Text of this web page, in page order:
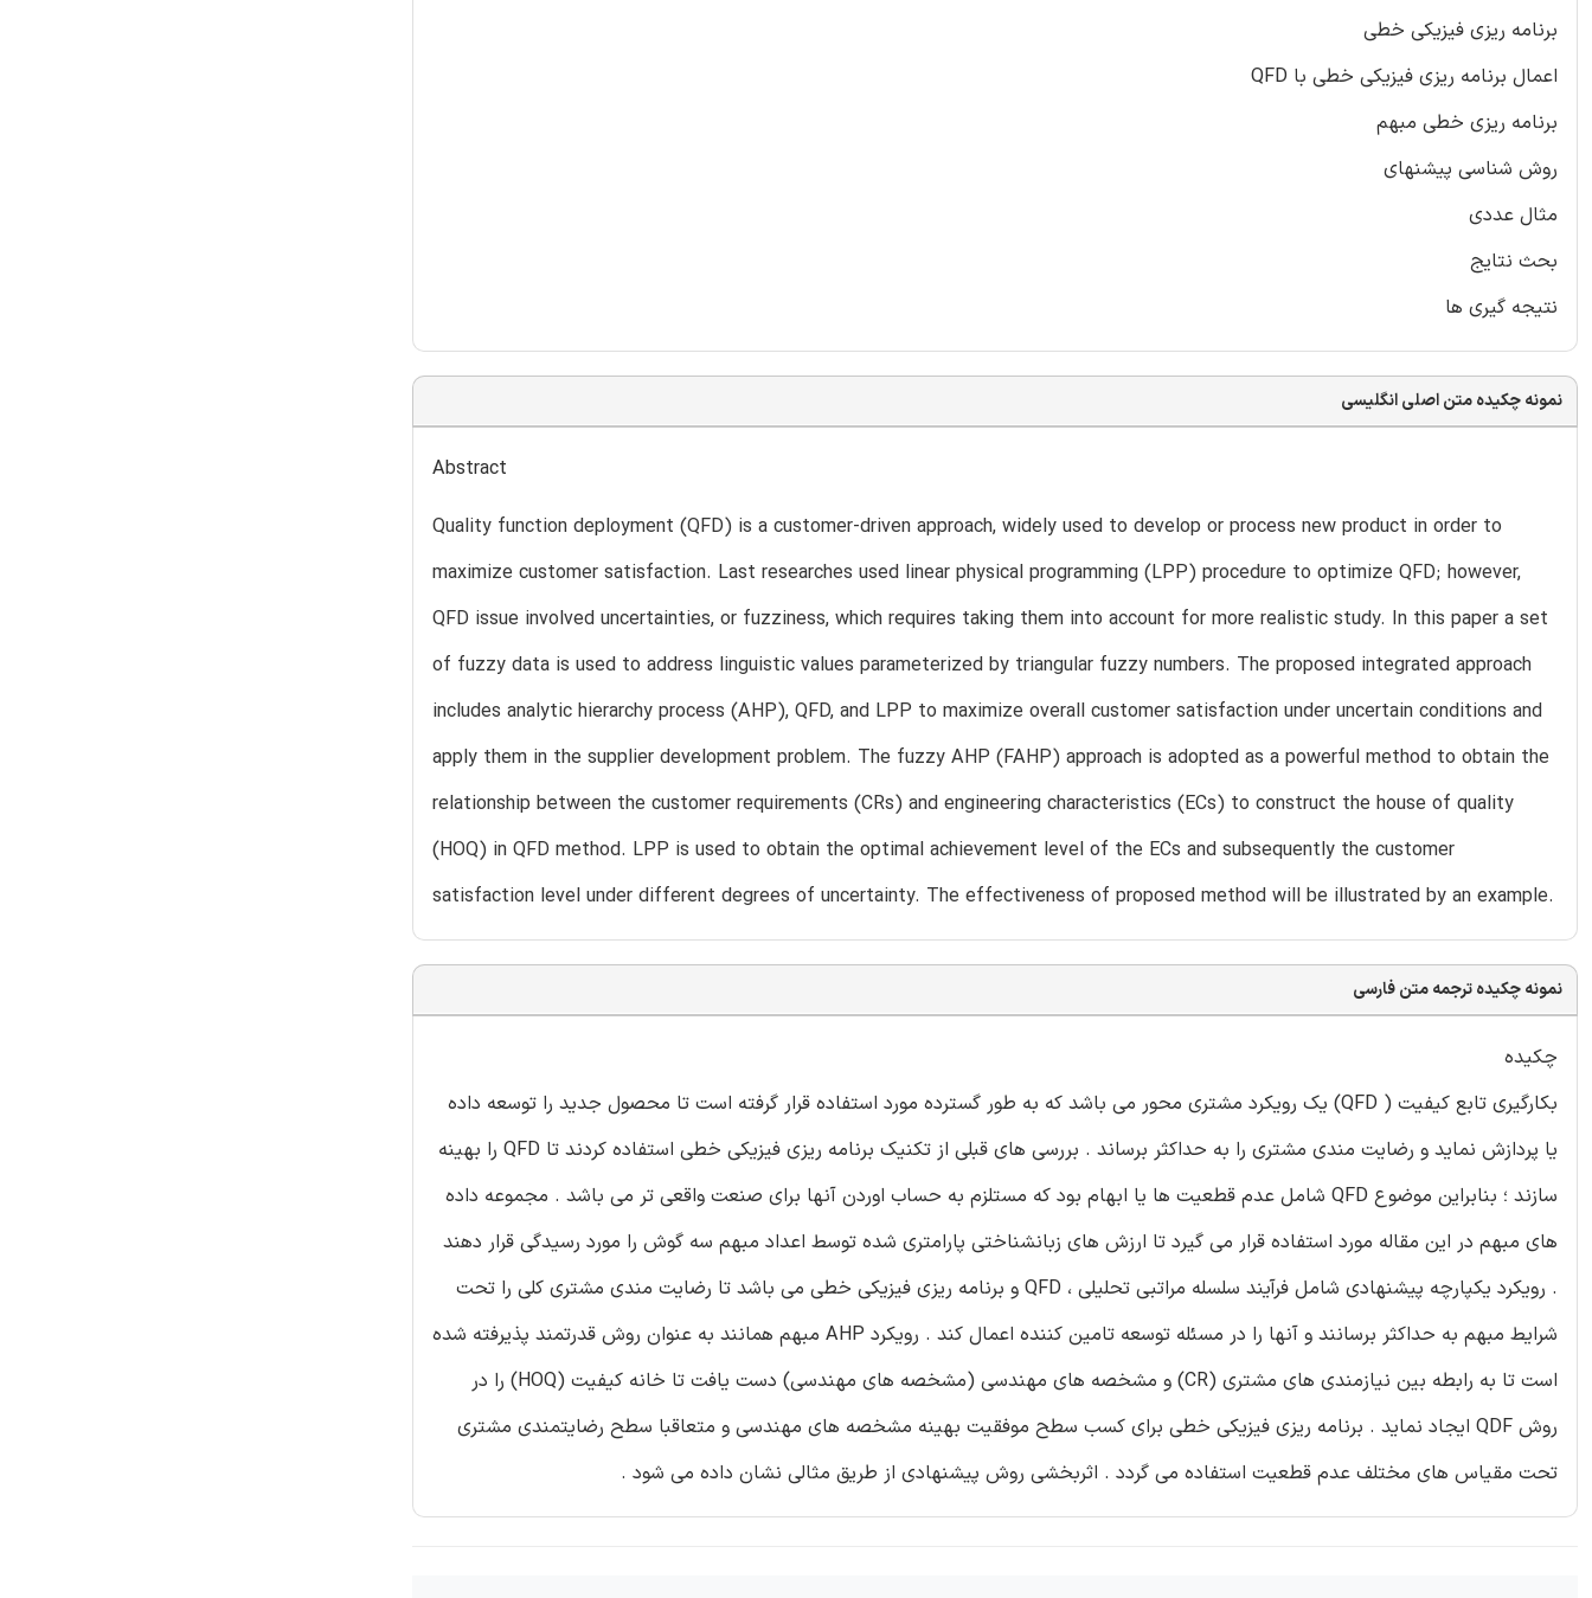
برنامه ریزی فیزیکی خطی
اعمال برنامه ریزی فیزیکی خطی با QFD
برنامه ریزی خطی مبهم
روش شناسی پیشنهای
مثال عددی
بحث نتایج
نتیجه گیری ها
نمونه چکیده متن اصلی انگلیسی
Abstract
Quality function deployment (QFD) is a customer-driven approach, widely used to develop or process new product in order to
maximize customer satisfaction. Last researches used linear physical programming (LPP) procedure to optimize QFD; however,
QFD issue involved uncertainties, or fuzziness, which requires taking them into account for more realistic study. In this paper a set
of fuzzy data is used to address linguistic values parameterized by triangular fuzzy numbers. The proposed integrated approach
includes analytic hierarchy process (AHP), QFD, and LPP to maximize overall customer satisfaction under uncertain conditions and
apply them in the supplier development problem. The fuzzy AHP (FAHP) approach is adopted as a powerful method to obtain the
relationship between the customer requirements (CRs) and engineering characteristics (ECs) to construct the house of quality
(HOQ) in QFD method. LPP is used to obtain the optimal achievement level of the ECs and subsequently the customer
satisfaction level under different degrees of uncertainty. The effectiveness of proposed method will be illustrated by an example.
نمونه چکیده ترجمه متن فارسی
چکیده
بکارگیری تابع کیفیت ( QFD) یک رویکرد مشتری محور می باشد که به طور گسترده مورد استفاده قرار گرفته است تا محصول جدید را توسعه داده
یا پردازش نماید و رضایت مندی مشتری را به حداکثر برساند . بررسی های قبلی از تکنیک برنامه ریزی فیزیکی خطی استفاده کردند تا QFD را بهینه
سازند ؛ بنابراین موضوع QFD شامل عدم قطعیت ها یا ابهام بود که مستلزم به حساب اوردن آنها برای صنعت واقعی تر می باشد . مجموعه داده
های مبهم در این مقاله مورد استفاده قرار می گیرد تا ارزش های زبانشناختی پارامتری شده توسط اعداد مبهم سه گوش را مورد رسیدگی قرار دهند
. رویکرد یکپارچه پیشنهادی شامل فرآیند سلسله مراتبی تحلیلی ، QFD و برنامه ریزی فیزیکی خطی می باشد تا رضایت مندی مشتری کلی را تحت
شرایط مبهم به حداکثر برسانند و آنها را در مسئله توسعه تامین کننده اعمال کند . رویکرد AHP مبهم همانند به عنوان روش قدرتمند پذیرفته شده
است تا به رابطه بین نیازمندی های مشتری (CR) و مشخصه های مهندسی (مشخصه های مهندسی) دست یافت تا خانه کیفیت (HOQ) را در
روش QDF ایجاد نماید . برنامه ریزی فیزیکی خطی برای کسب سطح موفقیت بهینه مشخصه های مهندسی و متعاقبا سطح رضایتمندی مشتری
تحت مقیاس های مختلف عدم قطعیت استفاده می گردد . اثربخشی روش پیشنهادی از طریق مثالی نشان داده می شود .